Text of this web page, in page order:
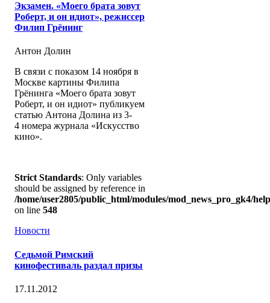
Экзамен. «Моего брата зовут
Роберт, и он идиот», режиссер
Филип Грёнинг
Антон Долин
В связи с показом 14 ноября в
Москве картины Филипа
Грёнинга «Моего брата зовут
Роберт, и он идиот» публикуем
статью Антона Долина из 3-
4 номера журнала «Искусство
кино».
Strict Standards: Only variables
should be assigned by reference in
/home/user2805/public_html/modules/mod_news_pro_gk4/
on line 548
Новости
Седьмой Римский
кинофестиваль раздал призы
17.11.2012